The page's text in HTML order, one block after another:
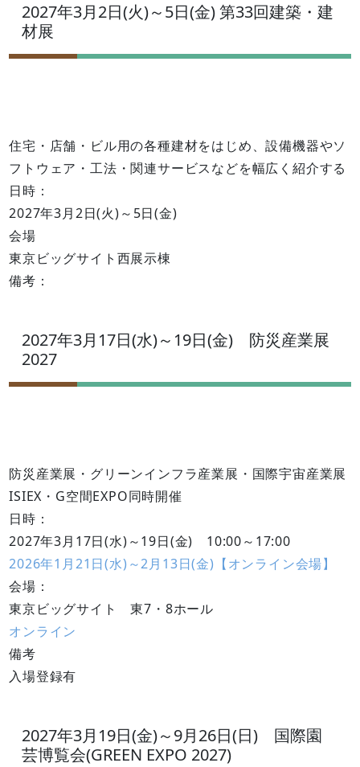
2027年3月2日(火)～5日(金) 第33回建築・建
材展
住宅・店舗・ビル用の各種建材をはじめ、設備機器やソ
フトウェア・工法・関連サービスなどを幅広く紹介する
日時：
2027年3月2日(火)～5日(金)
会場
東京ビッグサイト西展示棟
備考：
2027年3月17日(水)～19日(金) 防災産業展
2027
防災産業展・グリーンインフラ産業展・国際宇宙産業展
ISIEX・G空間EXPO同時開催
日時：
2027年3月17日(水)～19日(金) 10:00～17:00
2026年1月21日(水)～2月13日(金)【オンライン会場】
会場：
東京ビッグサイト 東7・8ホール
オンライン
備考
入場登録有
2027年3月19日(金)～9月26日(日) 国際園
芸博覧会(GREEN EXPO 2027)